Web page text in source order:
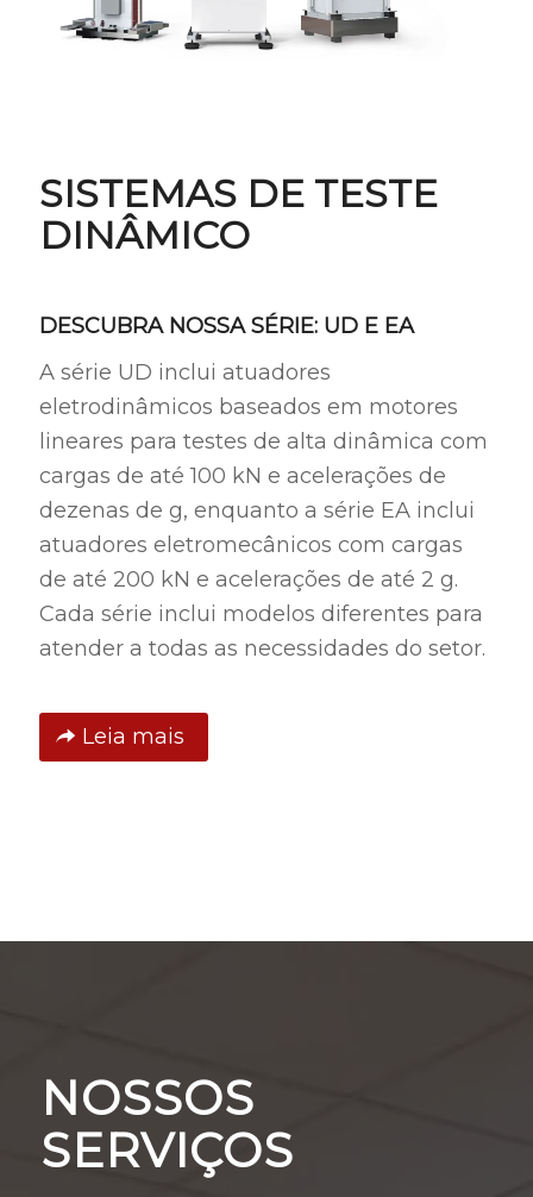
SISTEMAS DE TESTE
DINÂMICO
DESCUBRA NOSSA SÉRIE: UD E EA
A série UD inclui atuadores
eletrodinâmicos baseados em motores
lineares para testes de alta dinâmica com
cargas de até 100 kN e acelerações de
dezenas de g, enquanto a série EA inclui
atuadores eletromecânicos com cargas
de até 200 kN e acelerações de até 2 g.
Cada série inclui modelos diferentes para
atender a todas as necessidades do setor.
Leia mais
NOSSOS
SERVIÇOS